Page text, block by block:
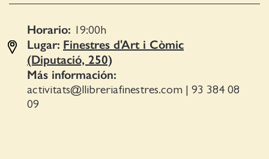
Horario: 19:00 h
Lugar: Finestres d'Art i Còmic
(Diputació, 250)
Más información:
activitats@llibreriafinestres.com
93 384 08
09